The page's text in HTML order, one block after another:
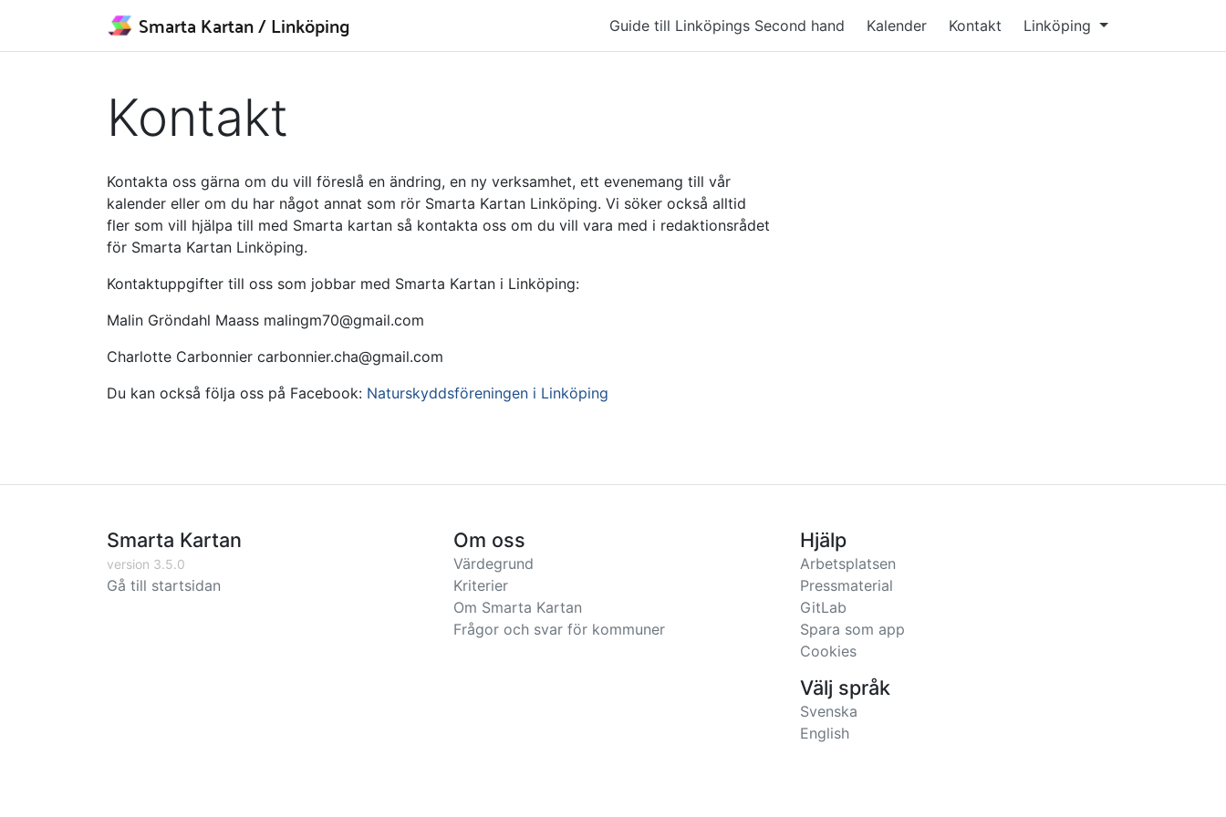
Smarta Kartan/ Linköping Guide till Linköpings Second hand Kalender Kontakt Linköping
Kontakt
Kontakta oss gärna om du vill föreslå en ändring, en ny verksamhet, ett evenemang till vår
kalender eller om du har något annat som rör Smarta Kartan Linköping. Vi söker också alltid
fler som vill hjälpa till med Smarta kartan så kontakta oss om du vill vara med i redaktionsrådet
för Smarta Kartan Linköping.
Kontaktuppgifter till oss som jobbar med Smarta Kartan i Linköping:
Malin Gröndahl Maass malingm70@gmail.com
Charlotte Carbonnier carbonnier.cha@gmail.com
Du kan också följa oss på Facebook: Naturskyddsföreningen i Linköping
Smarta Kartan
version 3.5.0
Gå till startsidan
Om oss
Värdegrund
Kriterier
Om Smarta Kartan
Frågor och svar för kommuner
Hjälp
Arbetsplatsen
Pressmaterial
GitLab
Spara som app
Cookies
Välj språk
Svenska
English